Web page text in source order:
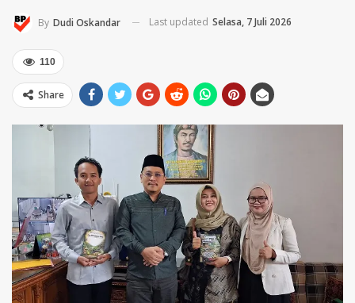
By Dudi Oskandar Last updated Selasa, 7 Juli 2026
110
Share